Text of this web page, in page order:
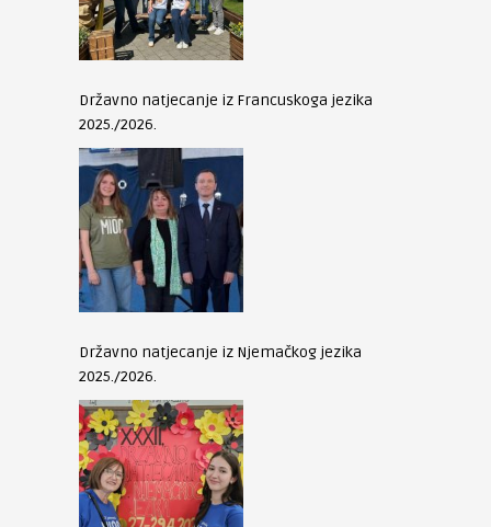
Državno natjecanje iz Francuskoga jezika
2025./2026.
Državno natjecanje iz Njemačkog jezika
2025./2026.